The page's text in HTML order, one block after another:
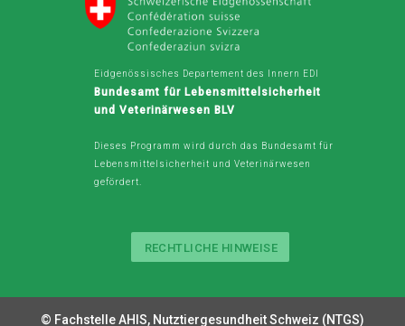
Eidgenössisches Departement des Innern EDI
Bundesamt für Lebensmittelsicherheit
und Veterinärwesen BLV
Dieses Programm wird durch das Bundesamt für
Lebensmittelsicherheit und Veterinärwesen
gefördert.
Button
RECHTLICHE HINWEISE
© Fachstelle AHIS, Nutztiergesundheit Schweiz (NTGS)